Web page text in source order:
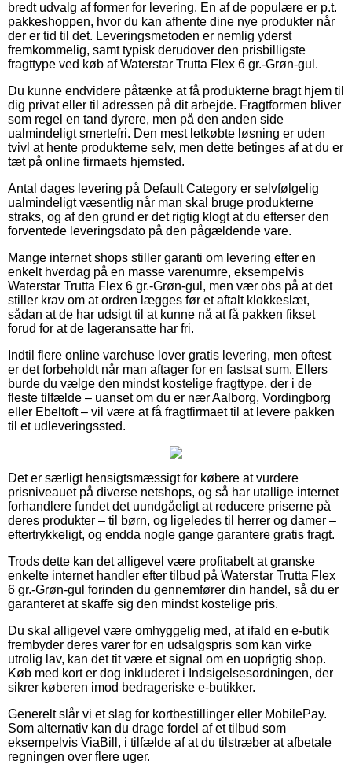
bredt udvalg af former for levering. En af de populære er p.t.
pakkeshoppen, hvor du kan afhente dine nye produkter når
der er tid til det. Leveringsmetoden er nemlig yderst
fremkommelig, samt typisk derudover den prisbilligste
fragttype ved køb af Waterstar Trutta Flex 6 gr.-Grøn-gul.
Du kunne endvidere påtænke at få produkterne bragt hjem til
dig privat eller til adressen på dit arbejde. Fragtformen bliver
som regel en tand dyrere, men på den anden side
ualmindeligt smertefri. Den mest letkøbte løsning er uden
tvivl at hente produkterne selv, men dette betinges af at du er
tæt på online firmaets hjemsted.
Antal dages levering på Default Category er selvfølgelig
ualmindeligt væsentlig når man skal bruge produkterne
straks, og af den grund er det rigtig klogt at du efterser den
forventede leveringsdato på den pågældende vare.
Mange internet shops stiller garanti om levering efter en
enkelt hverdag på en masse varenumre, eksempelvis
Waterstar Trutta Flex 6 gr.-Grøn-gul, men vær obs på at det
stiller krav om at ordren lægges før et aftalt klokkeslæt,
sådan at de har udsigt til at kunne nå at få pakken fikset
forud for at de lageransatte har fri.
Indtil flere online varehuse lover gratis levering, men oftest
er det forbeholdt når man aftager for en fastsat sum. Ellers
burde du vælge den mindst kostelige fragttype, der i de
fleste tilfælde – uanset om du er nær Aalborg, Vordingborg
eller Ebeltoft – vil være at få fragtfirmaet til at levere pakken
til et udleveringssted.
Det er særligt hensigtsmæssigt for købere at vurdere
prisniveauet på diverse netshops, og så har utallige internet
forhandlere fundet det uundgåeligt at reducere priserne på
deres produkter – til børn, og ligeledes til herrer og damer –
eftertrykkeligt, og endda nogle gange garantere gratis fragt.
Trods dette kan det alligevel være profitabelt at granske
enkelte internet handler efter tilbud på Waterstar Trutta Flex
6 gr.-Grøn-gul forinden du gennemfører din handel, så du er
garanteret at skaffe sig den mindst kostelige pris.
Du skal alligevel være omhyggelig med, at ifald en e-butik
frembyder deres varer for en udsalgspris som kan virke
utrolig lav, kan det tit være et signal om en uoprigtig shop.
Køb med kort er dog inkluderet i Indsigelsesordningen, der
sikrer køberen imod bedrageriske e-butikker.
Generelt slår vi et slag for kortbestillinger eller MobilePay.
Som alternativ kan du drage fordel af et tilbud som
eksempelvis ViaBill, i tilfælde af at du tilstræber at afbetale
regningen over flere uger.